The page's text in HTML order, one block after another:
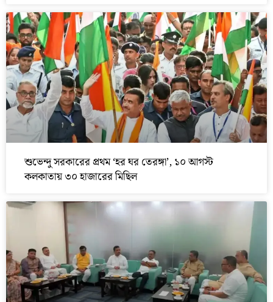
শুভেন্দু সরকারের প্রথম ‘হর ঘর তেরঙ্গা’, ১০ আগস্ট
কলকাতায় ৩০ হাজারের মিছিল